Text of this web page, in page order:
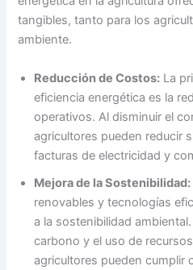
tangibles, tanto para los
ambiente.
Reducción de Costos: La
eficiencia energética es la
operativos. Al disminuir el
agricultores pueden reducir
facturas de electricidad y
Mejora de la Sostenibilidad:
renovables y tecnologías
a la sostenibilidad
carbono y el uso de
agricultores pueden cumplir